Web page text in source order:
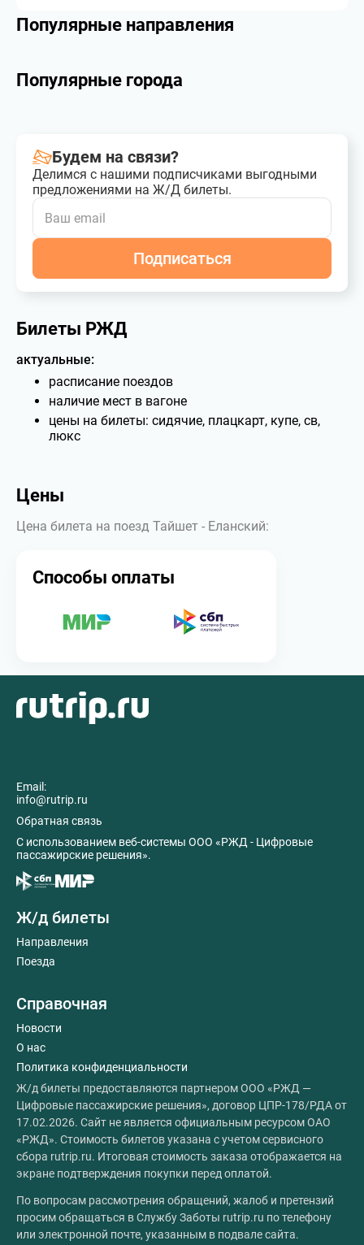
Популярные направления
Популярные города
Будем на связи?
Делимся с нашими подписчиками выгодными
предложениями на Ж/Д билеты.
Подписаться
Билеты РЖД
актуальные:
расписание поездов
наличие мест в вагоне
цены на билеты: сидячие, плацкарт, купе, св,
люкс
Цены
Цена билета на поезд Тайшет - Еланский:
Способы оплаты
Email:
info@rutrip.ru
Обратная связь
C использованием веб-системы ООО «РЖД - Цифровые
пассажирские решения».
Ж/д билеты
Направления
Поезда
Справочная
Новости
О нас
Политика конфиденциальности
Ж/д билеты предоставляются партнером ООО «РЖД —
Цифровые пассажирские решения», договор ЦПР-178/РДА от
17.02.2026. Сайт не является официальным ресурсом ОАО
«РЖД». Стоимость билетов указана с учетом сервисного
сбора rutrip.ru. Итоговая стоимость заказа отображается на
экране подтверждения покупки перед оплатой.
По вопросам рассмотрения обращений, жалоб и претензий
просим обращаться в Службу Заботы rutrip.ru по телефону
или электронной почте, указанным в подвале сайта.